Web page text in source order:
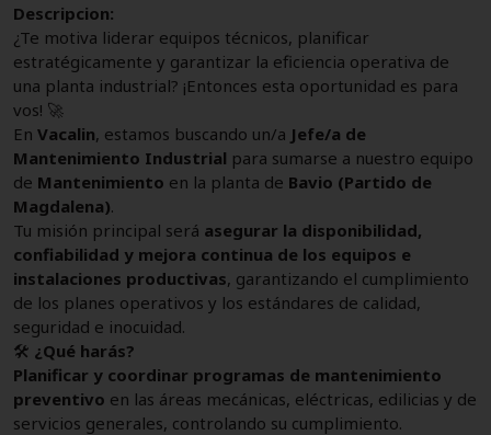
Descripcion:
¿Te motiva liderar equipos técnicos, planificar
estratégicamente y garantizar la eficiencia operativa de
una planta industrial? ¡Entonces esta oportunidad es para
vos! 🚀
En Vacalin, estamos buscando un/a Jefe/a de
Mantenimiento Industrial para sumarse a nuestro equipo
de Mantenimiento en la planta de Bavio (Partido de
Magdalena).
Tu misión principal será asegurar la disponibilidad,
confiabilidad y mejora continua de los equipos e
instalaciones productivas, garantizando el cumplimiento
de los planes operativos y los estándares de calidad,
seguridad e inocuidad.
🛠️ ¿Qué harás?
Planificar y coordinar programas de mantenimiento
preventivo en las áreas mecánicas, eléctricas, edilicias y de
servicios generales, controlando su cumplimiento.